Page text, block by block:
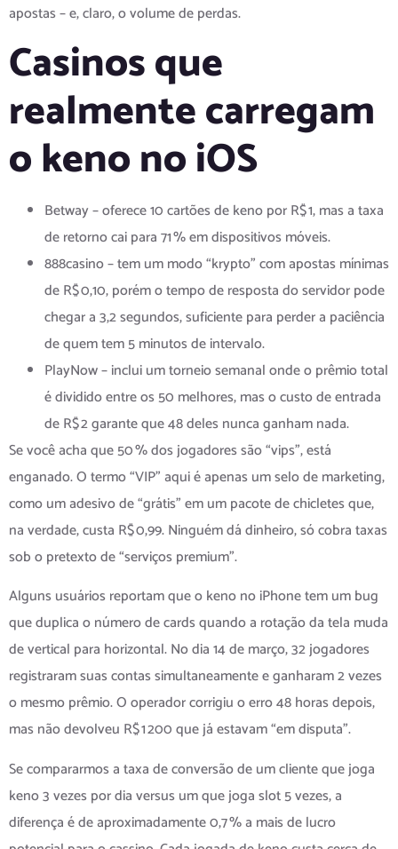
apostas – e, claro, o volume de perdas.
Casinos que
realmente carregam
o keno no iOS
Betway – oferece 10 cartões de keno por R$ 1, mas a taxa
de retorno cai para 71 % em dispositivos móveis.
888casino – tem um modo “krypto” com apostas mínimas
de R$ 0,10, porém o tempo de resposta do servidor pode
chegar a 3,2 segundos, suficiente para perder a paciência
de quem tem 5 minutos de intervalo.
PlayNow – inclui um torneio semanal onde o prêmio total
é dividido entre os 50 melhores, mas o custo de entrada
de R$ 2 garante que 48 deles nunca ganham nada.
Se você acha que 50 % dos jogadores são “vips”, está
enganado. O termo “VIP” aqui é apenas um selo de marketing,
como um adesivo de “grátis” em um pacote de chicletes que,
na verdade, custa R$ 0,99. Ninguém dá dinheiro, só cobra taxas
sob o pretexto de “serviços premium”.
Alguns usuários reportam que o keno no iPhone tem um bug
que duplica o número de cards quando a rotação da tela muda
de vertical para horizontal. No dia 14 de março, 32 jogadores
registraram suas contas simultaneamente e ganharam 2 vezes
o mesmo prêmio. O operador corrigiu o erro 48 horas depois,
mas não devolveu R$ 1 200 que já estavam “em disputa”.
Se compararmos a taxa de conversão de um cliente que joga
keno 3 vezes por dia versus um que joga slot 5 vezes, a
diferença é de aproximadamente 0,7 % a mais de lucro